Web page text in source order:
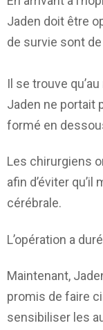
Jaden doit être
de survie sont
Il se trouve
Jaden ne portait
formé en
Les chirurgiens
afin d’éviter
cérébrale.
L’opération a
Maintenant,
promis de faire
sensibiliser les